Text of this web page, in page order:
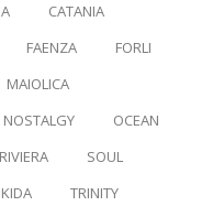
CATANIA
FAENZA
FORLI
MAIOLICA
NOSTALGY
OCEAN
RIVIERA
SOUL
TRINITY